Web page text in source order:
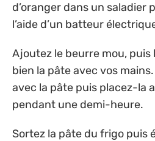
d’oranger dans un saladier
l’aide d’un batteur
Ajoutez le beurre mou,
bien la pâte avec vos
avec la pâte puis placez-la
pendant une demi-heure.
Sortez la pâte du frigo puis